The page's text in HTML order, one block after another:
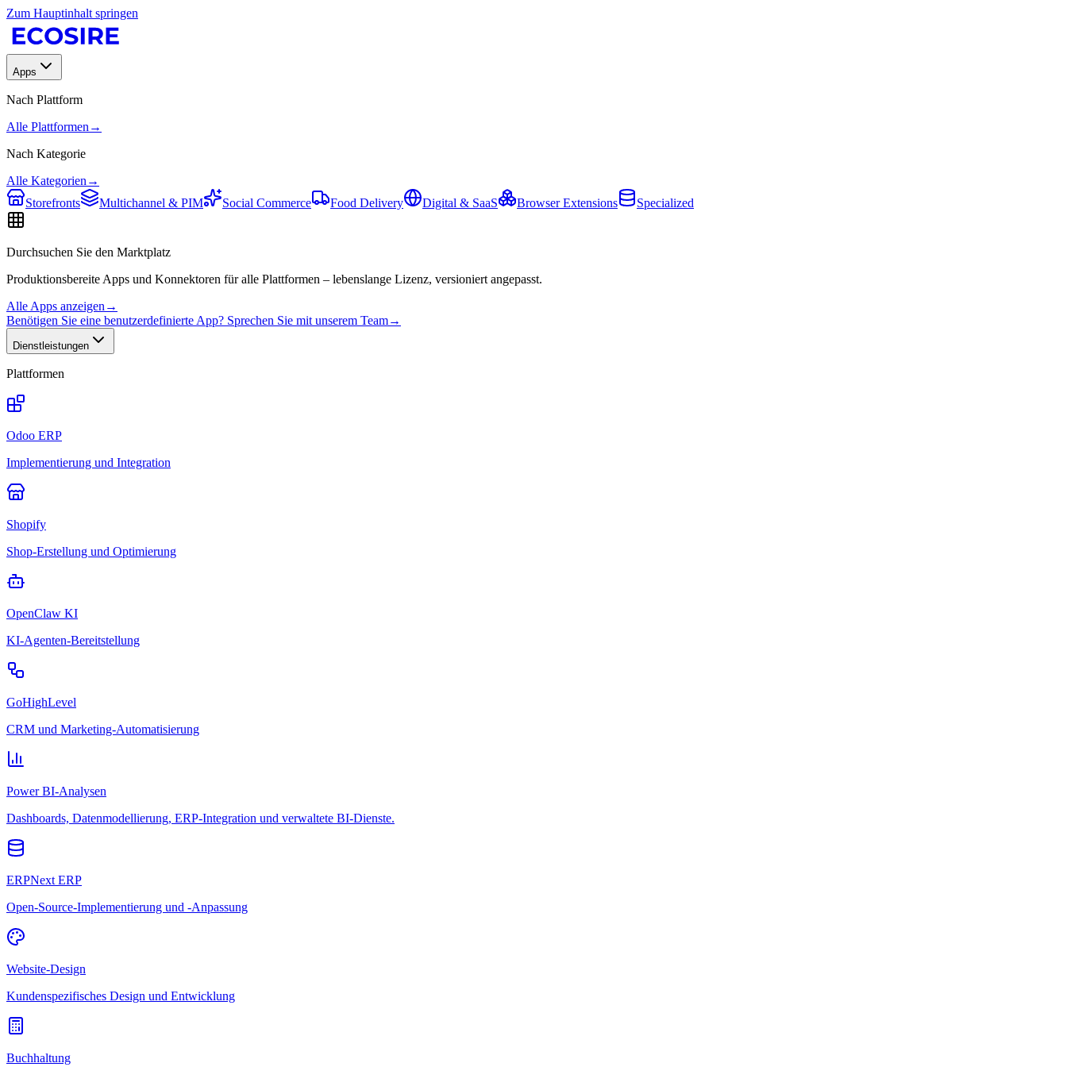
Zum Hauptinhalt springen
Apps
Nach Plattform
Alle Plattformen →
Nach Kategorie
Alle Kategorien →
Storefronts
Multichannel & PIM Social Commerce Food Delivery Digital & SaaS Browser Extensions Specialized
Durchsuchen Sie den Marktplatz
Produktionsbereite Apps und Konnektoren für alle Plattformen – lebenslange Lizenz, versioniert angepasst.
Alle Apps anzeigen →
Benötigen Sie eine benutzerdefinierte App? Sprechen Sie mit unserem Team→
Dienstleistungen
Plattformen
Odoo ERP
Implementierung und Integration
Shopify
Shop-Erstellung und Optimierung
OpenClaw KI
KI-Agenten-Bereitstellung
GoHighLevel
CRM und Marketing-Automatisierung
Power BI-Analysen
Dashboards, Datenmodellierung, ERP-Integration und verwaltete BI-Dienste.
ERPNext ERP
Open-Source-Implementierung und -Anpassung
Website-Design
Kundenspezifisches Design und Entwicklung
Buchhaltung